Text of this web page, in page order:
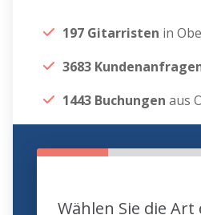
197 Gitarristen in
3683
1443 Buchungen aus
Wählen Sie die